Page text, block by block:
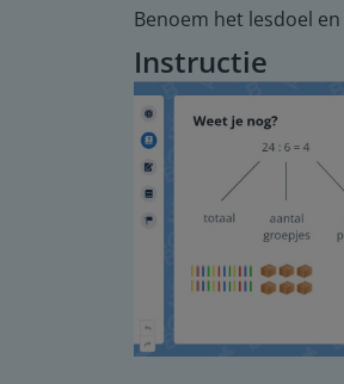
Benoem het lesdoel
Instructie